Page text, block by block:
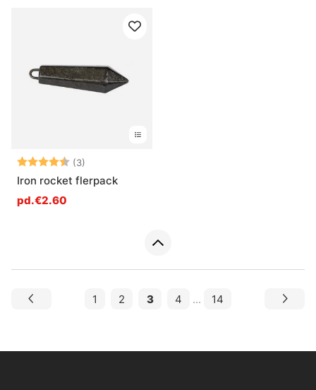
Note: (3)
Iron rocket flerpack
pd.€2.60
1 2 3 4 ... 14